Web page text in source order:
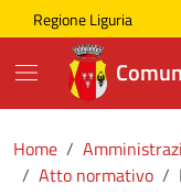
Skip to main content
Comune di Celle Ligure
Regione Liguria
Home
Atto normativo